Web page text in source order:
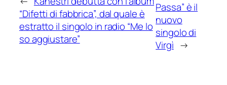
“Difetti di fabbrica”, dal quale è
estratto il singolo in radio “Me lo
so aggiustare”
Passa” è il
nuovo
singolo di
Virgì →